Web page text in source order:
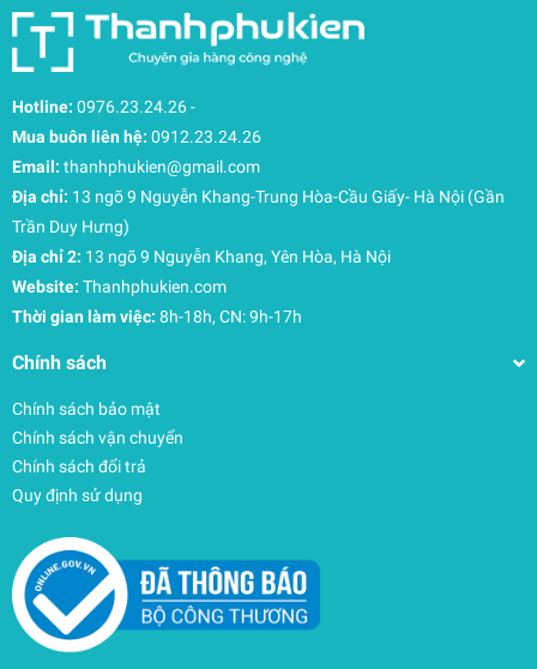
iPad Procó khả năng điều chỉnh dòng điện đầu
ra thích hợp, tương thích với nhiều nguồn điện
quá trình sạc pin ổn định, an toàn, không lo quá
tải dòng điện.
Hotline: 0976.23.24.26-
Mua buôn liên hệ: 0912.23.24.26
Email: thanhphukien@gmail.com
Địa chỉ: 13 ngõ 9 Nguyễn Khang-Trung Hòa-Cầu Giấy- Hà Nội (Gần
Trần Duy Hưng)
Địa chỉ 2: 13 ngõ 9 Nguyễn Khang, Yên Hòa, Hà Nội
Website: Thanhphukien.com
Thời gian làm việc: 8h-18h, CN: 9h-17h
Chính sách
Chính sách bảo mật
Chính sách vận chuyển
Chính sách đổi trả
Quy định sử dụng